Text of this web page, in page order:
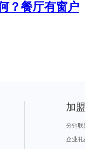
？餐厅有窗户
加
分销联
企业礼